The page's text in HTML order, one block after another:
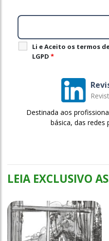
Li e Aceito os termos
LGPD *
Destinada aos
básica, das redes
LEIA EXCLUSIVO